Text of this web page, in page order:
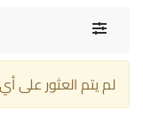
Toggle
لم يتم العثور على